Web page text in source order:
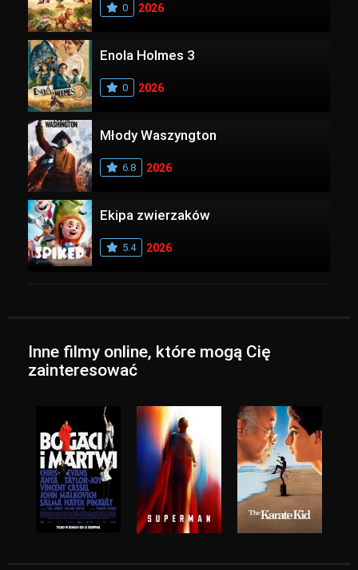
0 2026
Enola Holmes 3
0 2026
Młody Waszyngton
6.8 2026
Ekipa zwierzaków
5.4 2026
Inne filmy online, które mogą Cię
zainteresować